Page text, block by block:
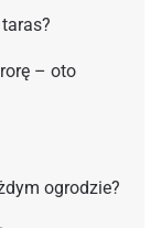
– oto
ogrodzie?